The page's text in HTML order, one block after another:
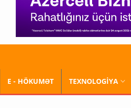
E - HÖKUMƏT TEXNOLOGİYA